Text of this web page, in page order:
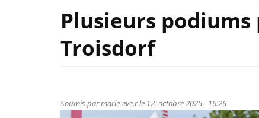
Plusieurs podiums
Troisdorf
Soumis parmarie-eve.rle 12. octobre 2025 - 16:26